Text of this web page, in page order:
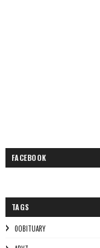
FACEBOOK
TAGS
0OBITUARY